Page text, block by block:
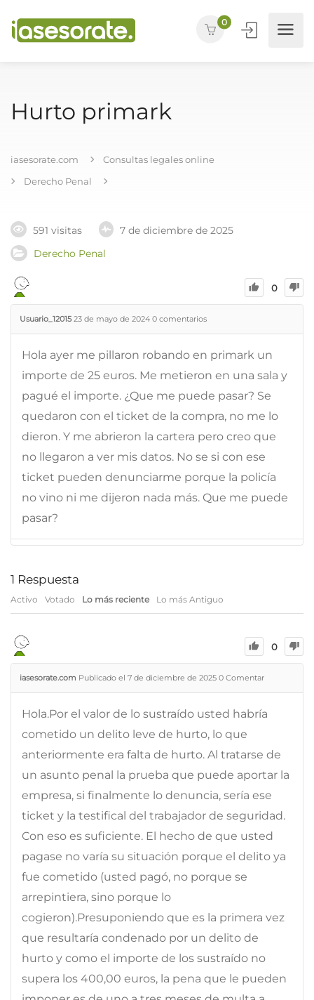
0
Hurto primark
iasesorate.com
Consultas legales online
Derecho Penal
591 visitas
7 de diciembre de 2025
Derecho Penal
0
Usuario_12015 23 de mayo de 2024 0 comentarios
Hola ayer me pillaron robando en primark un
importe de 25 euros. Me metieron en una sala y
pagué el importe. ¿Que me puede pasar? Se
quedaron con el ticket de la compra, no me lo
dieron. Y me abrieron la cartera pero creo que
no llegaron a ver mis datos. No se si con ese
ticket pueden denunciarme porque la policía
no vino ni me dijeron nada más. Que me puede
pasar?
1 Respuesta
Activo Votado Lo más reciente Lo más Antiguo
0
iasesorate.com Publicado el 7 de diciembre de 2025 0 Comentar
Hola.Por el valor de lo sustraído usted habría
cometido un delito leve de hurto, lo que
anteriormente era falta de hurto. Al tratarse de
un asunto penal la prueba que puede aportar la
empresa, si finalmente lo denuncia, sería ese
ticket y la testifical del trabajador de seguridad.
Con eso es suficiente. El hecho de que usted
pagase no varía su situación porque el delito ya
fue cometido (usted pagó, no porque se
arrepintiera, sino porque lo
cogieron).Presuponiendo que es la primera vez
que resultaría condenado por un delito de
hurto y como el importe de los sustraído no
supera los 400,00 euros, la pena que le pueden